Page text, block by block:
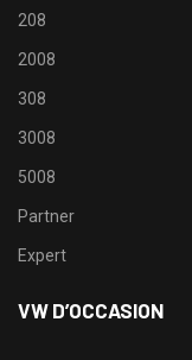
208
2008
308
3008
5008
Partner
Expert
VW D’OCCASION